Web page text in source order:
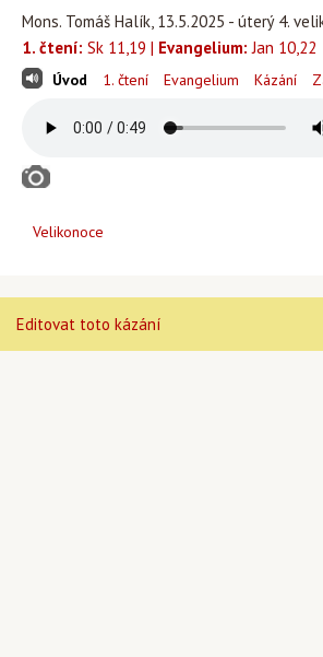
Mons. Tomáš Halík, 13.5.2025 - úterý 4.
1. čtení: Sk 11,19 | Evangelium: Jan 10,22
Úvod 1. čtení Evangelium Kázání
Velikonoce
Editovat toto kázání